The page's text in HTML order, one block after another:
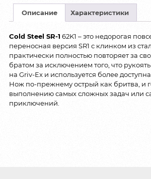
Описание Характеристики
Cold Steel SR-1 62K1 – это недорогая
переносная версия SR1 с клинком из
практически полностью повторяет за
братом за исключением того, что
на Griv-Ex и используется более
Нож по-прежнему острый как бритва, и
выполнению самых сложных задач или
приключений.